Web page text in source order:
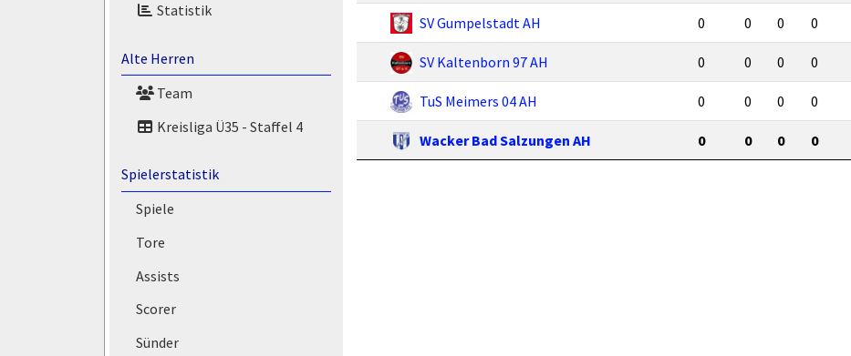
Statistik
Alte Herren
Team
Kreisliga Ü35 - Staffel 4
Spielerstatistik
Spiele
Tore
Assists
Scorer
Sünder
SV Gumpelstadt AH 0 0 0 0
SV Kaltenborn 97 AH 0 0 0 0
TuS Meimers 04 AH 0 0 0 0
Wacker Bad Salzungen AH 0 0 0 0